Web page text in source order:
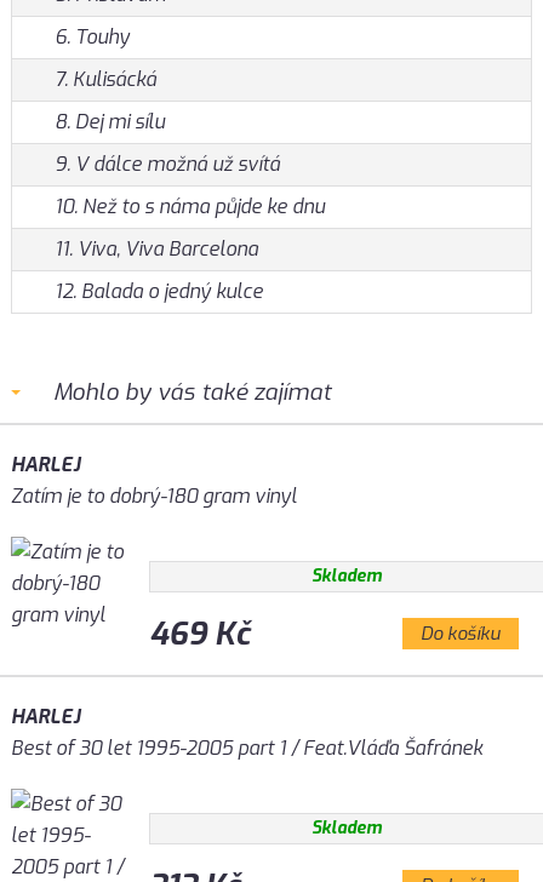
6. Touhy
7. Kulisácká
8. Dej mi sílu
9. V dálce možná už svítá
10. Než to s náma půjde ke dnu
11. Viva, Viva Barcelona
12. Balada o jedný kulce
Mohlo by vás také zajímat
HARLEJ
Zatím je to dobrý-180 gram vinyl
Skladem
469 Kč Do košíku
HARLEJ
Best of 30 let 1995-2005 part 1 / Feat.Vláďa Šafránek
Skladem